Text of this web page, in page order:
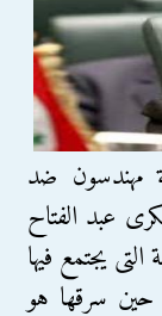
مهندسون ضد
عبد الفتاح
يجتمع فيها
حين سرقها هو